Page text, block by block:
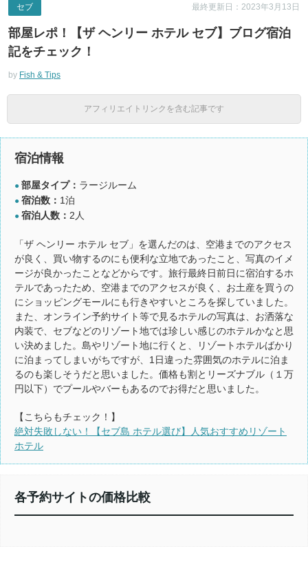
最終更新日：2023年3月13日
セブ
部屋レポ！【ザ ヘンリー ホテル セブ】ブログ宿泊
記をチェック！
by Fish & Tips
アフィリエイトリンクを含む記事です
宿泊情報
● 部屋タイプ： ラージルーム
● 宿泊数： 1泊
● 宿泊人数： 2人
「ザ ヘンリー ホテル セブ」を選んだのは、空港までのアクセス
が良く、買い物するのにも便利な立地であったこと、写真のイメ
ージが良かったことなどからです。旅行最終日前日に宿泊するホ
テルであったため、空港までのアクセスが良く、お土産を買うの
にショッピングモールにも行きやすいところを探していました。
また、オンライン予約サイト等で見るホテルの写真は、お洒落な
内装で、セブなどのリゾート地では珍しい感じのホテルかなと思
い決めました。島やリゾート地に行くと、リゾートホテルばかり
に泊まってしまいがちですが、1日違った雰囲気のホテルに泊ま
るのも楽しそうだと思いました。価格も割とリーズナブル（１万
円以下）でプールやバーもあるのでお得だと思いました。
【こちらもチェック！】
絶対失敗しない！【セブ島 ホテル選び】人気おすすめリゾート
ホテル
各予約サイトの価格比較